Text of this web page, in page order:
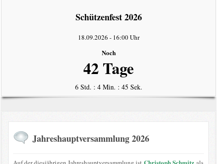
Schützenfest 2026
18.09.2026 - 16:00 Uhr
Noch
42 Tage
6 Std. : 4 Min. : 45 Sek.
Jahreshauptversammlung 2026